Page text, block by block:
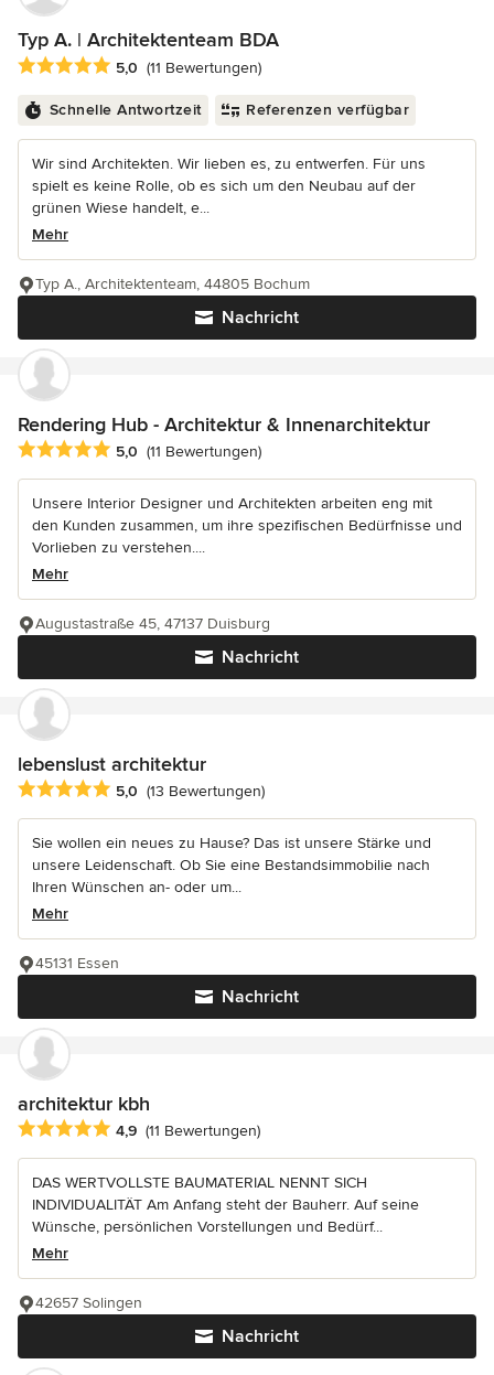
Typ A. | Architektenteam BDA
Durchschnittliche Bewertung: 5 von 5 Sternen
5,0 (11 Bewertungen)
Schnelle Antwortzeit Referenzen verfügbar
Wir sind Architekten. Wir lieben es, zu entwerfen. Für uns
spielt es keine Rolle, ob es sich um den Neubau auf der
grünen Wiese handelt, e...
Mehr
Nachricht
Typ A., Architektenteam, 44805 Bochum
Rendering Hub - Architektur & Innenarchitektur
Durchschnittliche Bewertung: 5 von 5 Sternen
5,0 (11 Bewertungen)
Unsere Interior Designer und Architekten arbeiten eng mit
den Kunden zusammen, um ihre spezifischen Bedürfnisse und
Vorlieben zu verstehen....
Mehr
Nachricht
Augustastraße 45, 47137 Duisburg
lebenslust architektur
Durchschnittliche Bewertung: 5 von 5 Sternen
5,0 (13 Bewertungen)
Sie wollen ein neues zu Hause? Das ist unsere Stärke und
unsere Leidenschaft. Ob Sie eine Bestandsimmobilie nach
Ihren Wünschen an- oder um...
Mehr
Nachricht
45131 Essen
architektur kbh
Durchschnittliche Bewertung: 4.9 von 5 Sternen
4,9 (11 Bewertungen)
DAS WERTVOLLSTE BAUMATERIAL NENNT SICH
INDIVIDUALITÄT Am Anfang steht der Bauherr. Auf seine
Wünsche, persönlichen Vorstellungen und Bedürf...
Mehr
Nachricht
42657 Solingen